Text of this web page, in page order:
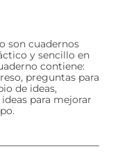
son cuadernos
y sencillo en
contiene:
preguntas para
de ideas,
para mejorar